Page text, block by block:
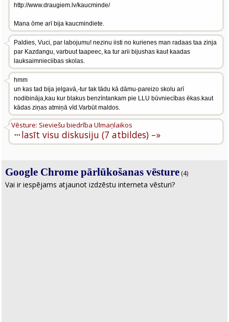
http://www.draugiem.lv/kaucminde/
Mana ōme arī bija kaucmindiete.
Paldies, Vuci, par labojumu! nezinu iisti no kurienes man radaas taa zinja
par Kazdangu, varbuut taapeec, ka tur arii bijushas kaut kaadas
lauksaimnieciibas skolas.
hmm
un kas tad bija jelgavā,-tur tak tādu kā dāmu-pareizo skolu arī
nodibināja,kau kur blakus benzīntankam pie LLU būvniecības ēkas.kaut
kādas ziņas atmiņā vīd.Varbūt maldos.
···
Vēsture: Sieviešu biedrība Ulmaņlaikos
lasīt visu diskusiju (7 atbildes) –»
Google Chrome pārlūkošanas vēsture (4)
Vai ir iespējams atjaunot izdzēstu interneta vēsturi?